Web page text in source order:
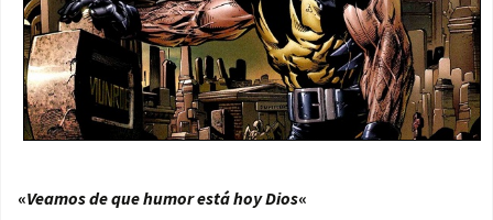
«Veamos de que humor está hoy Dios«